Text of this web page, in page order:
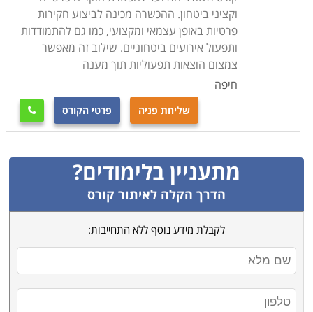
למי מיועד הקורס
קורס קציני ביטחון מיועד לכל אדם המעוניין לפתח קריירה
במקצוע מאתגר ומעניין בתחום. בקורס משתתפים גם
הנדרשים ללימודי רענון תקופתיים, להעשיר את ידיעותיהם,
ולהרחיב את יכולותיהם בעבודה. הקורס מתאים גם לאנשים
ללא רקע בתחום אך בעלי רקע משירותם הצבאי, ולאנשים
ולפתח את היכולות הנדרשות על מנת להצליח בו.
וקציני ביטחון. ההכשרה מכינה לביצוע חקירות
פרטיות באופן עצמאי ומקצועי, כמו גם להתמודדות
ותפעול אירועים ביטחוניים. שילוב זה מאפשר
צמצום הוצאות תפעוליות תוך מענה
חיפה
שליחת פניה פרטי הקורס 
מתעניין בלימודים?
הדרך הקלה לאיתור קורס
לקבלת מידע נוסף ללא התחייבות: